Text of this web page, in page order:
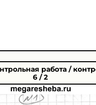
работа /
6 / 2